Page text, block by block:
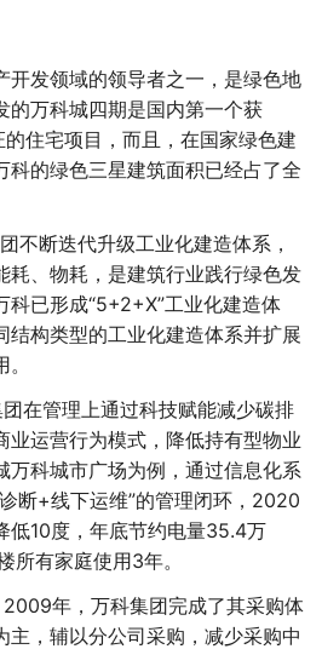
开发领域的领导者之一，是绿色地
的万科城四期是国内第一个获
的住宅项目，而且，在国家绿色建
科的绿色三星建筑面积已经占了全
不断迭代升级工业化建造体系，
耗、物耗，是建筑行业践行绿色发
科已形成“5+2+X”工业化建造体
结构类型的工业化建造体系并扩展
团在管理上通过科技赋能减少碳排
业运营行为模式，降低持有型物业
万科城市广场为例，通过信息化系
断+线下运维”的管理闭环，2020
低10度，年底节约电量35.4万
所有家庭使用3年。
2009年，万科集团完成了其采购体
主，辅以分公司采购，减少采购中